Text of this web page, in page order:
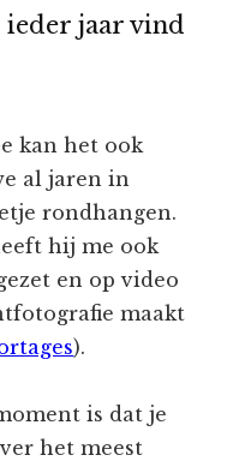
ieder jaar vind
kan het ook
al jaren in
rondhangen.
hij me ook
en op video
maakt
).
is dat je
het meest